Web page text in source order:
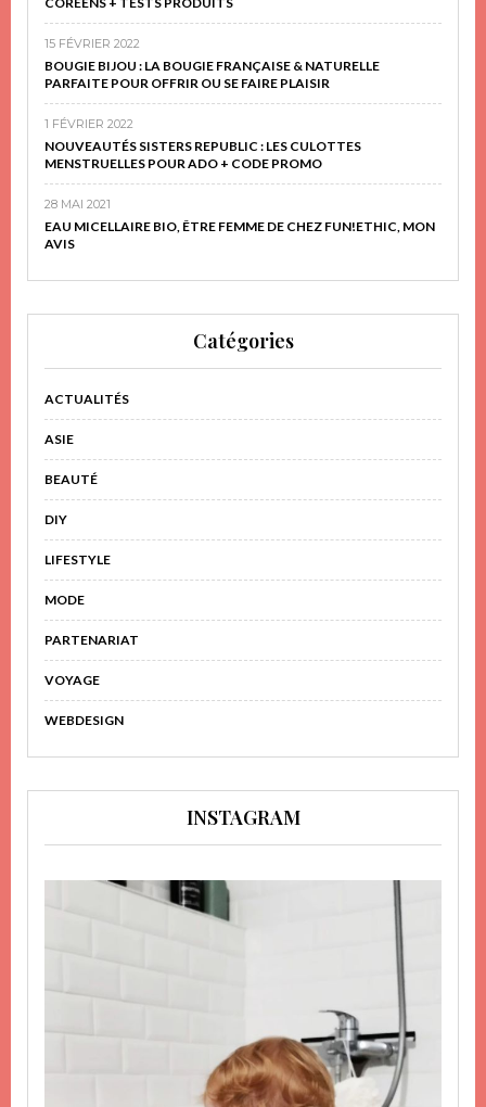
15 FÉVRIER 2022
BOUGIE BIJOU : LA BOUGIE FRANÇAISE & NATURELLE
PARFAITE POUR OFFRIR OU SE FAIRE PLAISIR
1 FÉVRIER 2022
NOUVEAUTÉS SISTERS REPUBLIC : LES CULOTTES
MENSTRUELLES POUR ADO + CODE PROMO
28 MAI 2021
EAU MICELLAIRE BIO, ÊTRE FEMME DE CHEZ FUN!ETHIC, MON
AVIS
Catégories
ACTUALITÉS
ASIE
BEAUTÉ
DIY
LIFESTYLE
MODE
PARTENARIAT
VOYAGE
WEBDESIGN
INSTAGRAM